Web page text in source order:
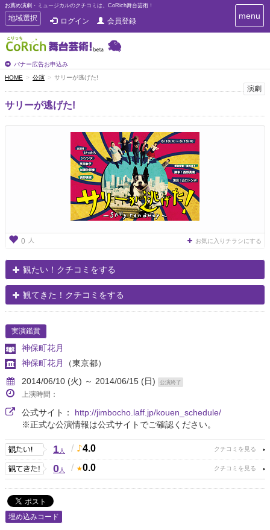
お薦め演劇・ミュージカルのクチコミは、CoRich舞台芸術！
T
o
g
g
e
n
a
v
i
地域選択 ログイン 会員登録
バナー広告お申込み
T
o
i
menu
HOME 公演 サリーが逃げた!
演劇
サリーが逃げた!
0 人 お気に入りチラシにする
観たい！クチコミをする
観てきた！クチコミをする
実演鑑賞
神保町花月
神保町花月
（東京都）
2014/06/10 (火) ～ 2014/06/15 (日)
公演終了
上演時間：
公式サイト： http://jimbocho.laff.jp/kouen_schedule/
※正式な公演情報は公式サイトでご確認ください。
1人 / 4.0
0人 / 0.0
埋め込みコード